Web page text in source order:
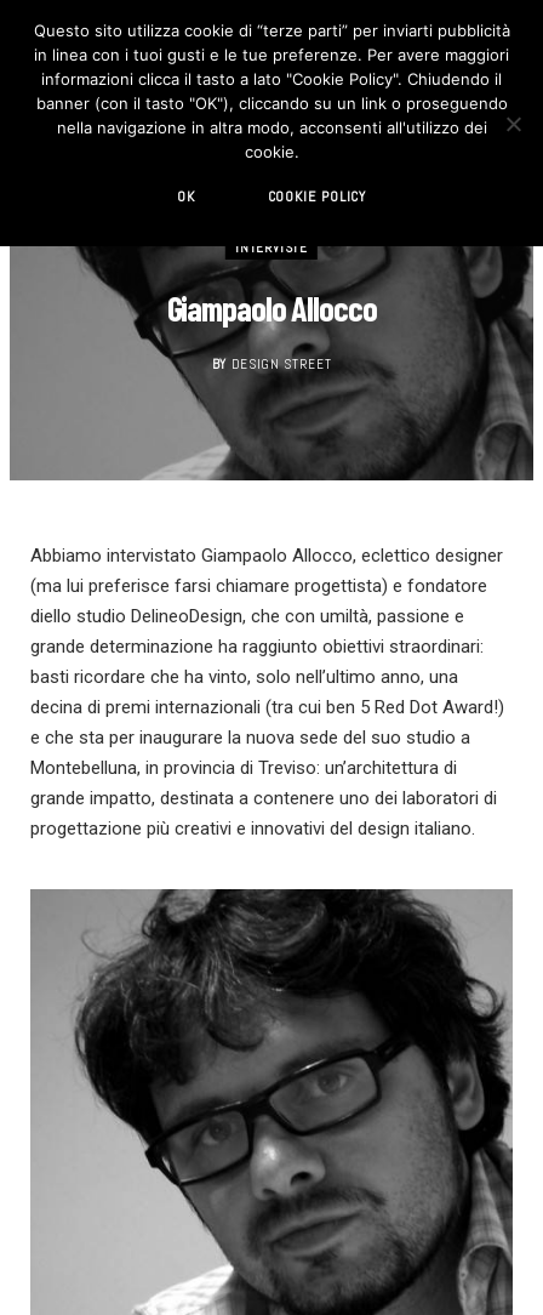
F
c
e
b
o
I
n
s
t
INTERVISTE
Giampaolo Allocco
BY DESIGN STREET
Abbiamo intervistato Giampaolo Allocco, eclettico designer
(ma lui preferisce farsi chiamare progettista) e fondatore
diello studio DelineoDesign, che con umiltà, passione e
grande determinazione ha raggiunto obiettivi straordinari:
basti ricordare che ha vinto, solo nell’ultimo anno, una
decina di premi internazionali (tra cui ben 5 Red Dot Award!)
e che sta per inaugurare la nuova sede del suo studio a
Montebelluna, in provincia di Treviso: un’architettura di
grande impatto, destinata a contenere uno dei laboratori di
progettazione più creativi e innovativi del design italiano.
Questo sito utilizza cookie di “terze parti” per inviarti pubblicità
in linea con i tuoi gusti e le tue preferenze. Per avere maggiori
informazioni clicca il tasto a lato "Cookie Policy". Chiudendo il
banner (con il tasto "OK"), cliccando su un link o proseguendo
nella navigazione in altra modo, acconsenti all'utilizzo dei
cookie.
OK COOKIE POLICY